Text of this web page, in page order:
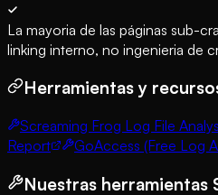
La mayoria de las páginas sub-
linking interno, no ingenieria de
Herramientas y
Screaming Frog Log File
Report
GoAccess (Free Log
Nuestras herramientas